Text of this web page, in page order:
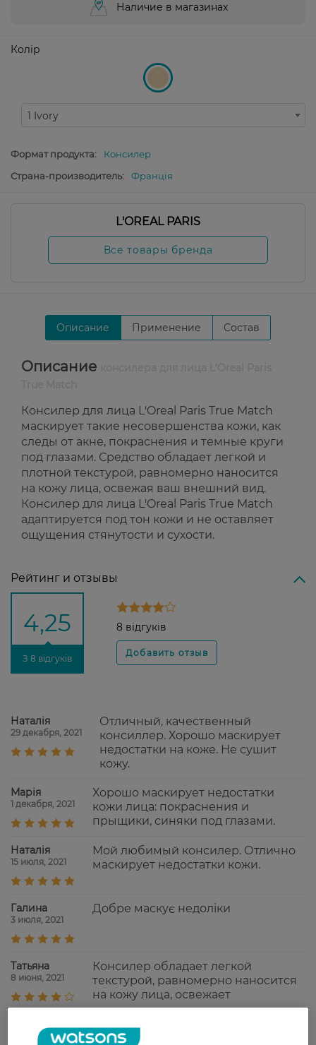
Наличие в магазинах
Колір
1 Ivory
Формат продукта:
Консилер
Страна-производитель:
Франція
L'OREAL PARIS
Все товары бренда
Описание Применение Состав
Описание
Консилер для лица L'Oreal Paris True Match
маскирует такие несовершенства кожи, как
следы от акне, покраснения и темные круги
под глазами. Средство обладает легкой и
плотной текстурой, равномерно наносится
на кожу лица, освежая ваш внешний вид.
Консилер для лица L'Oreal Paris True Match
адаптируется под тон кожи и не оставляет
ощущения стянутости и сухости.
Рейтинг и отзывы
4,25
З 8 відгуків
8 відгуків
Наталія
29 декабря, 2021
Отличный, качественный
консиллер. Хорошо маскирует
недостатки на коже. Не сушит
кожу.
Марія
1 декабря, 2021
Хорошо маскирует недостатки
кожи лица: покраснения и
прыщики, синяки под глазами.
Наталія
15 июля, 2021
Мой любимый консилер. Отлично
маскирует недостатки кожи.
Галина
3 июля, 2021
Добре маскує недоліки
Татьяна
8 июня, 2021
Консилер обладает легкой
текстурой, равномерно наносится
на кожу лица, освежает
Показати ще